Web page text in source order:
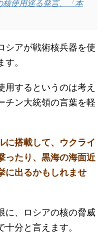
核使用巡る発言、「本
シアが戦術核兵器を使
。
するというのは考え
チン大統領の言葉を軽
に搭載して、ウクライ
ったり、黒海の海面近
に出るかもしれませ
に、ロシアの核の脅威
分と言えます。